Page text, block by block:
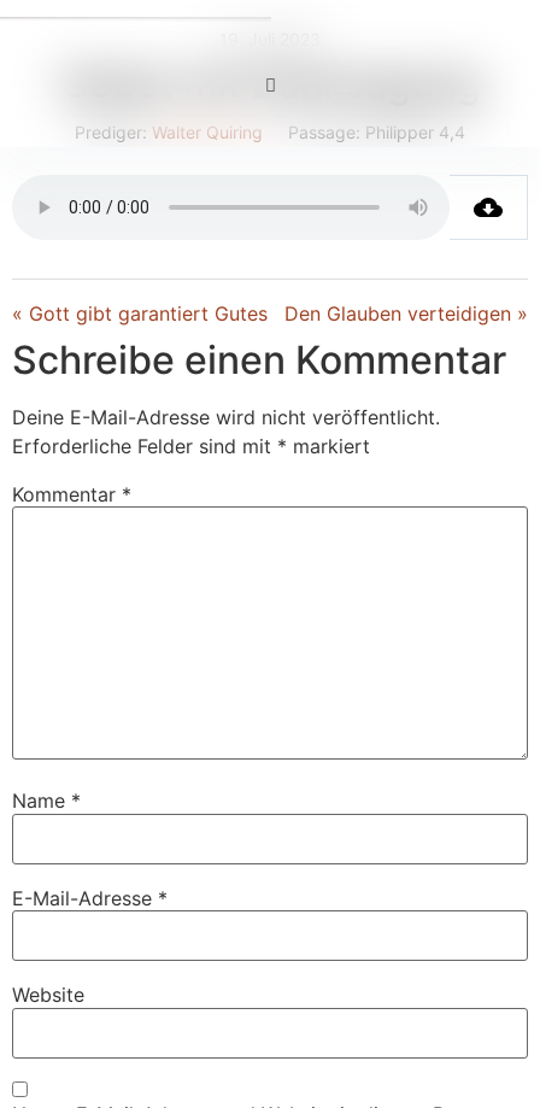
Gebet mit Danksagung
Prediger: Walter Quiring Passage: Philipper 4,4
« Gott gibt garantiert Gutes Den Glauben verteidigen »
Schreibe einen Kommentar
Deine E-Mail-Adresse wird nicht veröffentlicht.
Erforderliche Felder sind mit * markiert
Kommentar *
Name *
E-Mail-Adresse *
Website